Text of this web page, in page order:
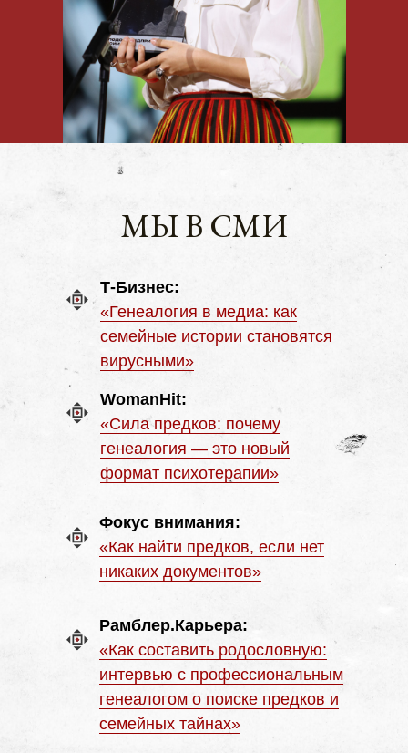
МЫ В СМИ
Т-Бизнес:
«Генеалогия в медиа: как
семейные истории становятся
вирусными»
WomanHit:
«Сила предков: почему
генеалогия — это новый
формат психотерапии»
Рамблер.Карьера:
«Как составить родословную:
интервью с профессиональным
генеалогом о поиске предков и
семейных тайнах»
Фокус внимания:
«Как найти предков, если нет
никаких документов»